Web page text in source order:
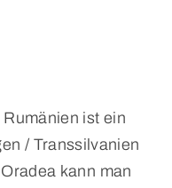
ist ein
/ Transsilvanien
kann man